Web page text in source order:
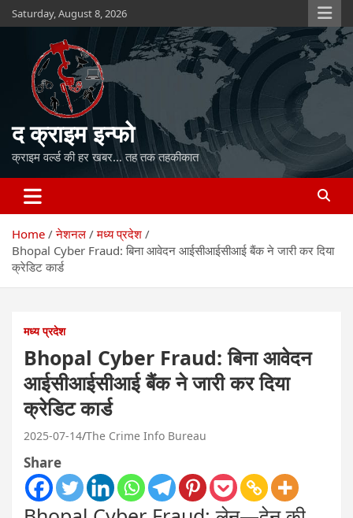
Skip
to
Saturday, August 8, 2026
द क्राइम इन्फो
क्राइम वर्ल्ड की हर खबर… तह तक तहकीकात
Home नेशनल
मध्य प्रदेश
Bhopal Cyber Fraud: बिना आवेदन आईसीआईसीआई बैंक ने जारी कर दिया
क्रेडिट कार्ड
मध्य प्रदेश
Bhopal Cyber Fraud: बिना आवेदन
आईसीआईसीआई बैंक ने जारी कर दिया
क्रेडिट कार्ड
2025-07-14 The Crime Info Bureau
Share